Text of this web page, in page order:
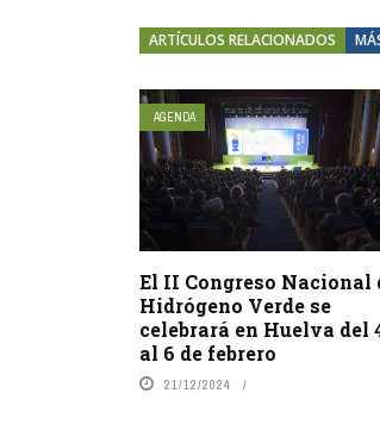
ARTÍCULOS RELACIONADOS
AGENDA
El II Congreso Nacional
Hidrógeno Verde se
celebrará en Huelva del
al 6 de febrero
21/12/2024